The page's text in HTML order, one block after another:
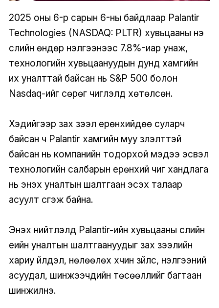
2025 оны 6-р сарын 6-ны байдлаар Palantir
Technologies (NASDAQ: PLTR) хувьцааны үнэ
сүүлийн өндөр үнэлгээнээс 7.8%-иар унаж,
технологийн хувьцаануудын дунд хамгийн
их уналттай байсан нь S&P 500 болон
Nasdaq-ийг сөрөг чиглэлд хөтөлсөн.
Хэдийгээр зах зээл ерөнхийдөө суларч
байсан ч Palantir хамгийн муу үзүүлэлттэй
байсан нь компанийн тодорхой мэдээ эсвэл
технологийн салбарын ерөнхий чиг хандлага
нь энэхүү уналтын шалтгаан эсэх талаар
асуулт үүсгэж байна.
Энэхүү нийтлэлд Palantir-ийн хувьцааны сүүлийн
үеийн уналтын шалтгаануудыг зах зээлийн
хариу үйлдэл, нөлөөлөх хүчин зүйлс, үнэлгээний
асуудал, шинжээчдийн төсөөллийг багтаан
шинжилнэ.